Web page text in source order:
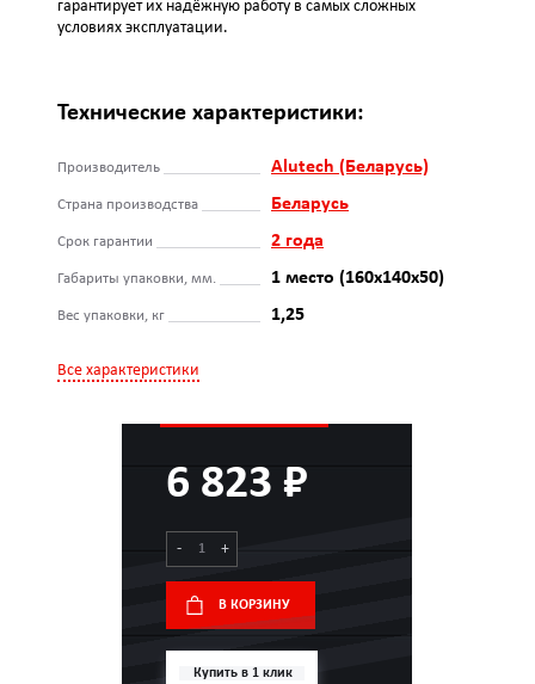
гарантирует их надёжную работу в самых сложных
условиях эксплуатации.
Технические характеристики:
Производитель Alutech (Беларусь)
Страна производства Беларусь
Срок гарантии 2 года
Габариты упаковки, мм. 1 место (160x140x50)
Вес упаковки, кг 1,25
Все характеристики
6 823 ₽
- +
В КОРЗИНУ
Купить в 1 клик